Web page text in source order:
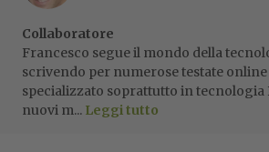
Collaboratore
Francesco segue il mondo della
scrivendo per numerose testate online
specializzato soprattutto in tecnologia
nuovi m... Leggi tutto